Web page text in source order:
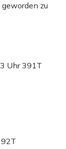
zu
Uhr391T